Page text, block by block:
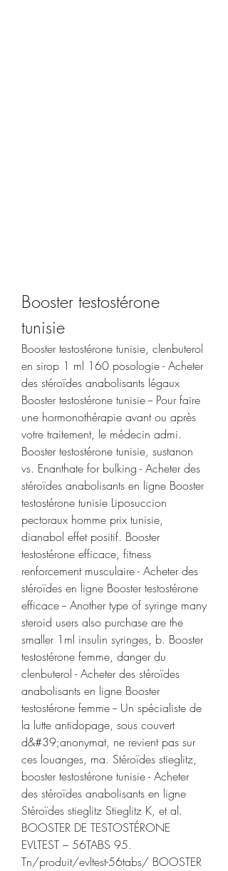
Booster testostérone
tunisie
Booster testostérone tunisie, clenbuterol
en sirop 1 ml 160 posologie - Acheter
des stéroïdes anabolisants légaux
Booster testostérone tunisie -- Pour faire
une hormonothérapie avant ou après
votre traitement, le médecin admi.
Booster testostérone tunisie, sustanon
vs. Enanthate for bulking - Acheter des
stéroïdes anabolisants en ligne Booster
testostérone tunisie Liposuccion
pectoraux homme prix tunisie,
dianabol effet positif. Booster
testostérone efficace, fitness
renforcement musculaire - Acheter des
stéroïdes en ligne Booster testostérone
efficace -- Another type of syringe many
steroid users also purchase are the
smaller 1ml insulin syringes, b. Booster
testostérone femme, danger du
clenbuterol - Acheter des stéroïdes
anabolisants en ligne Booster
testostérone femme -- Un spécialiste de
la lutte antidopage, sous couvert
d&#39;anonymat, ne revient pas sur
ces louanges, ma. Stéroïdes stieglitz,
booster testostérone tunisie - Acheter
des stéroïdes anabolisants en ligne
Stéroïdes stieglitz Stieglitz K, et al.
BOOSTER DE TESTOSTÉRONE
EVLTEST – 56TABS 95.
Tn/produit/evltest-56tabs/ BOOSTER